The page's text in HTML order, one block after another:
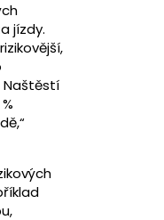
jízdy.
Naštěstí